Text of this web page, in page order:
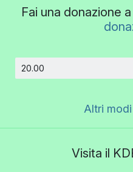
Fai una donazione
Altri
Visita il